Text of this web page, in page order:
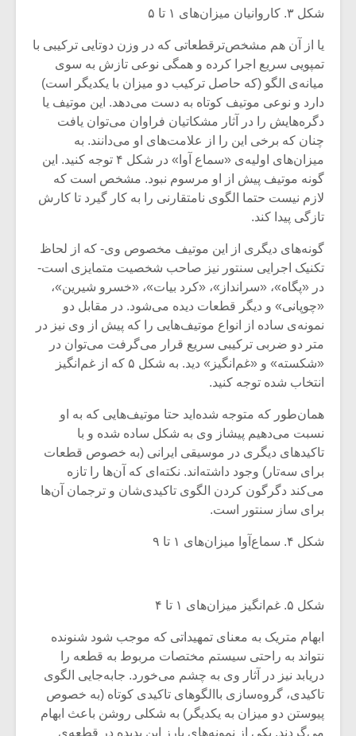
شکل ۳. کاروانیان میزان‌های ۱ تا ۵
یا از آن هم مشخص‌ترقطعاتی که در وزن دوتایی ترکیبی با
تمپویی سریع اجرا کرده و همگی نوعی تازش به سوی
میانه‌ی الگو (که حاصل ترکیب دو میزان با یکدیگر است)
دارد و نوعی موتیف کوتاه به دست می‌دهد. این موتیف یا
دگره‌هایش را در آثار مشکاتیان فراوان می‌توان یافت
چنان که برخی این را از علامت‌های او می‌دانند. به
میزان‌های اولیه‌ی «سماع آوا» در شکل ۴ توجه کنید. این
گونه موتیف پیش از او مرسوم نبود. مشخص است که
لازم نیست حتما الگوی نامتقارنی را به کار گیرد تا کارش
تازگی پیدا کند.
گونه‌های دیگری از این موتیف مخصوص وی- که از لحاظ
تکنیک اجرایی سنتور نیز صاحب شخصیت متمایزی است-
در «پگاه»، «سرانداز»، «کرد بیات»، «خسرو شیرین»،
«چوپانی» و دیگر قطعات دیده می‌شود. در مقابل دو
نمونه‌ی ساده‌ از انواع موتیف‌هایی را که پیش از وی نیز در
متر دو ضربی ترکیبی سریع قرار می‌گرفت می‌توان در
«شکسته» و «غم‌انگیز» دید. به شکل ۵ که از غم‌انگیز
انتخاب شده توجه کنید.
همان‌طور که متوجه شده‌اید حتا موتیف‌هایی که به او
نسبت می‌دهیم پیشاز وی به شکل ساده شده و با
تاکید‌های دیگری در موسیقی ایرانی (به خصوص قطعات
برای سه‌تار) وجود داشته‌اند. نکته‌ای که آن‌ها را تازه
می‌کند دگرگون کردن الگوی تاکیدی‌شان و ترجمان آن‌ها
برای ساز سنتور است.
شکل ۴. سماع‌آوا میزان‌های ۱ تا ۹
شکل ۵. غم‌انگیز میزان‌های ۱ تا ۴
ابهام متریک به معنای تمهیداتی که موجب شود شنونده
نتواند به راحتی سیستم مختصات مربوط به قطعه را
دریابد نیز در آثار وی به چشم می‌خورد. جابه‌جایی الگوی
تاکیدی، گروه‌سازی باالگوهای تاکیدی کوتاه (به خصوص
پیوستن دو میزان به یکدیگر) به شکلی روشن باعث ابهام
می‌گردند. یکی از نمونه‌های بارز این پدیده در قطعه‌ی
یادداشتی بر موسیقی
متن فیلم «متری
شیش و نیم»
اگر نمی توانی
بدنام ترین باش
موسیقی
برگزار